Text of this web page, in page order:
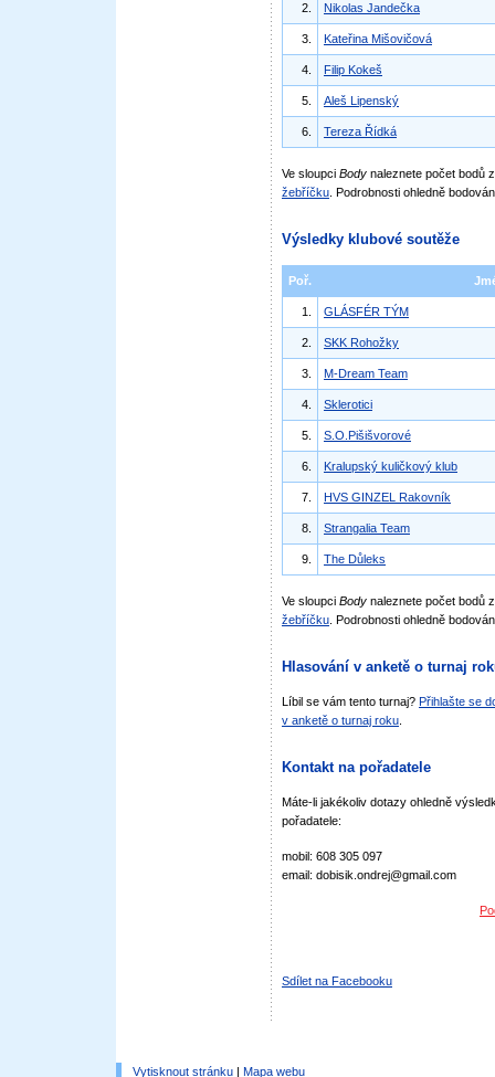
2. Nikolas Jandečka
3. Kateřina Mišovičová
4. Filip Kokeš
5. Aleš Lipenský
6. Tereza Řídká
Ve sloupci Body naleznete počet bodů
žebříčku . Podrobnosti ohledně
Výsledky klubové soutěže
Poř.
1. GLÁSFÉR TÝM
2. SKK Rohožky
3. M-Dream Team
4. Sklerotici
5. S.O.Pišišvorové
6. Kralupský kuličkový klub
7. HVS GINZEL Rakovník
8. Strangalia Team
9. The Důleks
Ve sloupci Body naleznete počet bodů
žebříčku . Podrobnosti ohledně
Hlasování v anketě o turnaj
Líbil se vám tento turnaj? Přihlašte se
v anketě o turnaj roku
Kontakt na pořadatele
Máte-li jakékoliv dotazy ohledně
pořadatele:
mobil: 608 305 097
email: dobisik.ondrej@gmail.com
Sdílet na Facebooku
Vytisknout stránku | Mapa webu